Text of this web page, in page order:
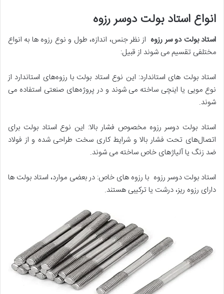
انواع استاد بولت دوسر رزوه
استاد بولت دو سر رزوه از نظر جنس، اندازه، طول و نوع رزوه ‌ها به انواع
مختلفی تقسیم می ‌شوند از قبیل:
استاد بولت ‌های استاندارد: این نوع استاد بولت‌ با رزوه‌های استاندارد از
نوع مویی یا اینچی ساخته می‌ شوند و در پروژه‌های صنعتی استفاده می
‌شوند.
استاد بولت‌ دوسر رزوه مخصوص فشار بالا: این نوع استاد بولت‌ برای
اتصال‌های تحت فشار بالا و شرایط کاری سخت طراحی شده و از فولاد
ضد زنگ یا آلیاژهای خاص ساخته می ‌شوند.
استاد بولت‌ دوسر رزوه با رزوه ‌های خاص: در بعضی موارد، استاد بولت ها
دارای رزوه ریز، درشت یا ترکیبی هستند.